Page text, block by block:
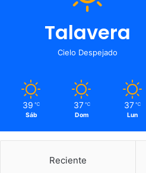
M
Talavera
Cielo Despejado
39 ℃
Sáb
37 ℃
Dom
37 ℃
Lun
Reciente